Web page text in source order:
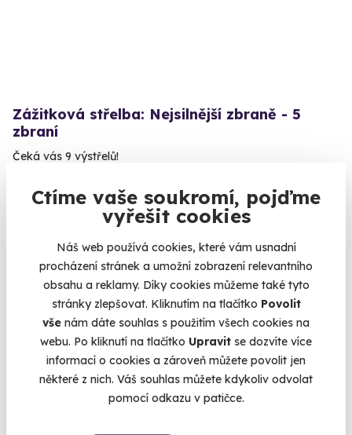
Ctíme vaše soukromí, pojďme
vyřešit cookies
Náš web používá cookies, které vám usnadní
procházení stránek a umožní zobrazení relevantního
obsahu a reklamy. Díky cookies můžeme také tyto
stránky zlepšovat. Kliknutím na tlačítko Povolit
vše nám dáte souhlas s použitím všech cookies na
webu. Po kliknutí na tlačítko Upravit se dozvíte více
informací o cookies a zároveň můžete povolit jen
některé z nich. Váš souhlas můžete kdykoliv odvolat
pomocí odkazu v patičce.
Zážitková střelba: Nejsilnější zbraně - 5
zbraní
Čeká vás 9 výstřelů!
(+ 28 dalších lokalit)
2 399 Kč
Volný termín už 07. 08. 2026